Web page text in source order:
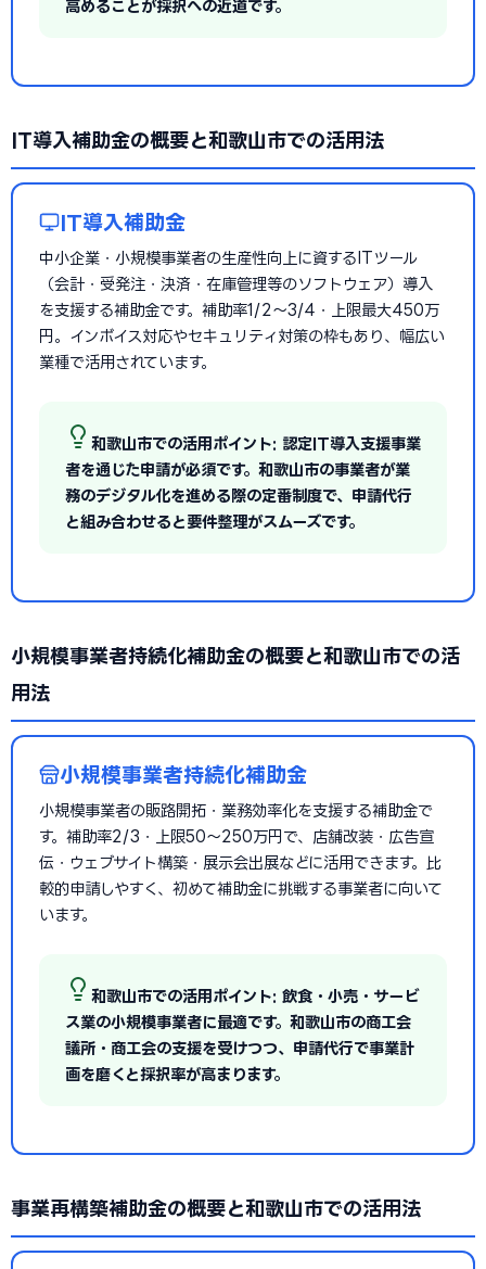
高めることが採択への近道です。
IT導入補助金の概要と和歌山市での活用法
IT導入補助金
中小企業・小規模事業者の生産性向上に資するITツール
（会計・受発注・決済・在庫管理等のソフトウェア）導入
を支援する補助金です。補助率1/2〜3/4・上限最大450万
円。インボイス対応やセキュリティ対策の枠もあり、幅広い
業種で活用されています。
和歌山市での活用ポイント: 認定IT導入支援事業
者を通じた申請が必須です。和歌山市の事業者が業
務のデジタル化を進める際の定番制度で、申請代行
と組み合わせると要件整理がスムーズです。
小規模事業者持続化補助金の概要と和歌山市での活
用法
小規模事業者持続化補助金
小規模事業者の販路開拓・業務効率化を支援する補助金で
す。補助率2/3・上限50〜250万円で、店舗改装・広告宣
伝・ウェブサイト構築・展示会出展などに活用できます。比
較的申請しやすく、初めて補助金に挑戦する事業者に向いて
います。
和歌山市での活用ポイント: 飲食・小売・サービ
ス業の小規模事業者に最適です。和歌山市の商工会
議所・商工会の支援を受けつつ、申請代行で事業計
画を磨くと採択率が高まります。
事業再構築補助金の概要と和歌山市での活用法